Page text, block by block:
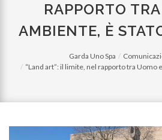
RAPPORTO
AMBIENTE, È
Garda Uno Spa
“Land art”: il limite, nel rapporto tra Uomo